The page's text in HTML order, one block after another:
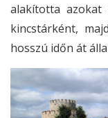
alakította
kincstárként,
hosszú időn át